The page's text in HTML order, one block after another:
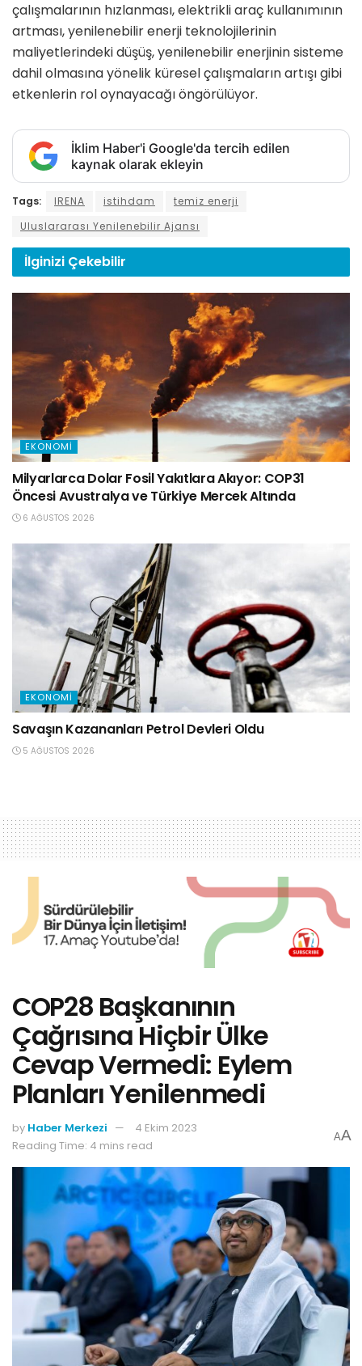
çalışmalarının hızlanması, elektrikli araç kullanımının
artması, yenilenebilir enerji teknolojilerinin
maliyetlerindeki düşüş, yenilenebilir enerjinin sisteme
dahil olmasına yönelik küresel çalışmaların artışı gibi
etkenlerin rol oynayacağı öngörülüyor.
İklim Haber'i Google'da tercih edilen
kaynak olarak ekleyin
Tags: IRENA istihdam
temiz enerji
Uluslararası Yenilenebilir Ajansı
İlginizi Çekebilir
EKONOMI
Milyarlarca Dolar Fosil Yakıtlara Akıyor: COP31
Öncesi Avustralya ve Türkiye Mercek Altında
6 AĞUSTOS 2026
EKONOMI
Savaşın Kazananları Petrol Devleri Oldu
5 AĞUSTOS 2026
COP28 Başkanının
Çağrısına Hiçbir Ülke
Cevap Vermedi: Eylem
Planları Yenilenmedi
by Haber Merkezi
4 Ekim 2023
Reading Time: 4 mins read
AA